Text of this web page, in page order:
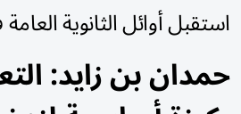
استقبل أوائل الثانوية
حمدان بن زايد: